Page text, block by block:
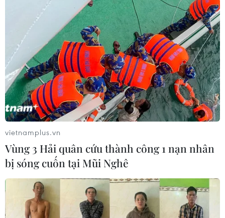
vietnamplus.vn
Vùng 3 Hải quân cứu thành công 1 nạn nhân
bị sóng cuốn tại Mũi Nghê